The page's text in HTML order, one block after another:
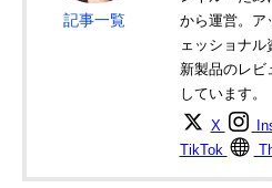
記事一覧
から運営。ア
ェッショナ
新製品のレビ
しています。
X
TikTok